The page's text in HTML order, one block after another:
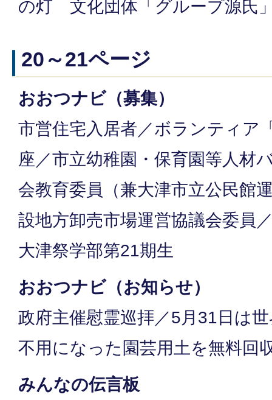
の灯 文化団体「グループ源氏
20～21ページ
おおつナビ（募集）
市営住宅入居者／ボランティア
座／市立幼稚園・保育園等人材
会教育委員（兼大津市立公民館
設地方卸売市場運営協議会委
大津祭学部第21期生
おおつナビ（お知らせ）
政府主催慰霊巡拝／5月31日は
不用になった園芸用土を無料回
みんなの伝言板